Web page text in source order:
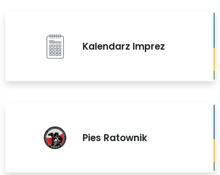
Kalendarz Imprez
Pies Ratownik